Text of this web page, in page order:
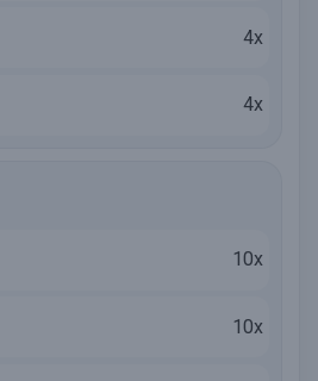
4x
4x
10x
10x